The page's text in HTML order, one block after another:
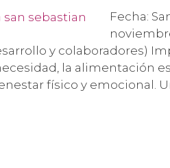
Fecha:
y colaboradores)
la alimentación
físico y emocional.